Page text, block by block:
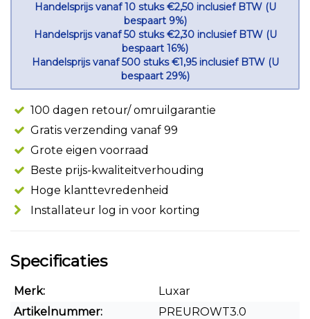
Handelsprijs vanaf 10 stuks €2,50 inclusief BTW (U
bespaart 9%)
Handelsprijs vanaf 50 stuks €2,30 inclusief BTW (U
bespaart 16%)
Handelsprijs vanaf 500 stuks €1,95 inclusief BTW (U
bespaart 29%)
100 dagen retour/ omruilgarantie
Gratis verzending vanaf 99
Grote eigen voorraad
Beste prijs-kwaliteitverhouding
Hoge klanttevredenheid
Installateur log in voor korting
Specificaties
Merk:
Luxar
Artikelnummer:
PREUROWT3.0